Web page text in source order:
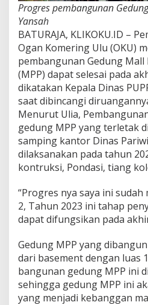
Progres pembangunan
Yansah
BATURAJA, KLIKOKU.ID –
Ogan Komering Ulu (OKU)
pembangunan Gedung Mall
(MPP) dapat selesai pada
dikatakan Kepala Dinas
saat dibincangi
Menurut Ulia,
gedung MPP yang terletak
samping kantor Dinas
dilaksanakan pada tahun
kontruksi, Pondasi, tiang
“Progres nya saya ini
2, Tahun 2023 ini tahap
dapat difungsikan pada
Gedung MPP yang
dari basement dengan luas
bangunan gedung MPP ini
sehingga gedung MPP ini
yang menjadi kebanggan